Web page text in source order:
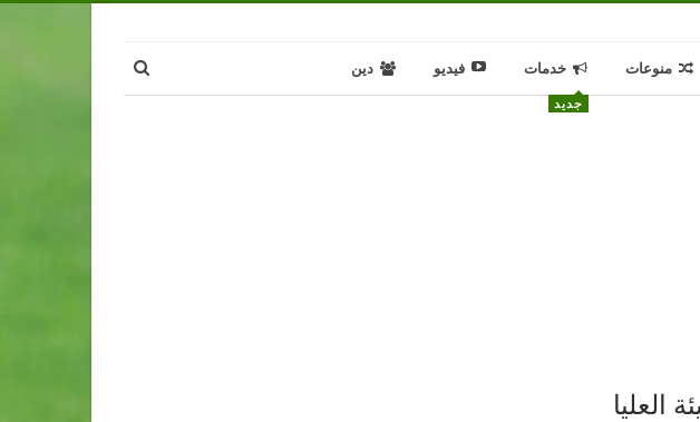
منوعات خدمات
جديد
فيديو دين
العليا